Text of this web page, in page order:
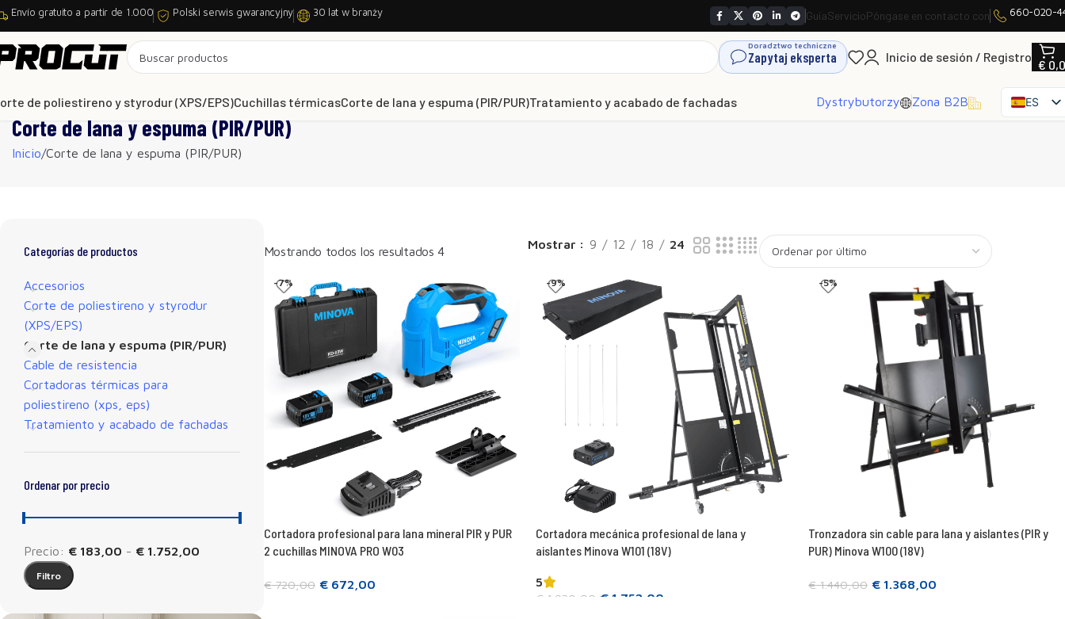
Envío gratuito a partir de 1.000 Polski serwis gwarancyjny 30 lat w branży GuíaServicioPóngase en contacto con 660-020-
Doradztwo techniczne
Zapytaj eksperta Inicio de sesión / Registro
€
de poliestireno y styrodur (XPS/EPS)Cuchillas térmicasCorte de lana y espuma (PIR/PUR)Tratamiento y acabado de fachadas Dystrybutorzy Zona B2B
ES
Corte de lana y espuma (PIR/PUR)
Inicio Corte de lana y espuma (PIR/PUR)
Categorías de productos
Accesorios
Corte de poliestireno y styrodur
(XPS/EPS)
Corte de lana y espuma (PIR/PUR)
Cable de resistencia
Cortadoras térmicas para
poliestireno (xps, eps)
Tratamiento y acabado de fachadas
Ordenar por precio
Filtro
Precio: € 183,00 - € 1.752,00
Mostrando todos los resultados 4 Mostrar 9 12 18 24
-7%
Cortadora profesional para lana mineral PIR y PUR
2 cuchillas MINOVA PRO W03
€720,00 €672,00
-9%
Cortadora mecánica profesional de lana y
aislantes Minova W101 (18V)
5
€ 1.920,00 € 1.752,00
-5%
Tronzadora sin cable para lana y aislantes (PIR y
PUR) Minova W100 (18V)
€1.440,00 € 1.368,00